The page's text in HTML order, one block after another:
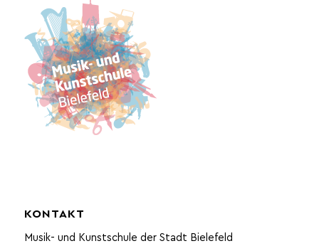
KONTAKT
Musik- und Kunstschule der Stadt Bielefeld